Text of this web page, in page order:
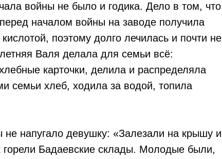
войны не было и годика. Дело в том, что
началом войны на заводе получила
поэтому долго лечилась и почти не
Валя делала для семьи всё:
карточки, делила и распределяла
семьи хлеб, ходила за водой, топила
не напугало девушку: «Залезали на крышу и
горели Бадаевские склады. Молодые были,